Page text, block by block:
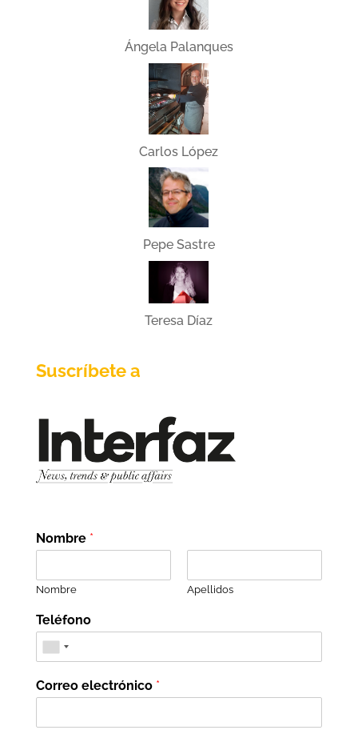
Ángela Palanques
Carlos López
Pepe Sastre
Teresa Díaz
Suscríbete a
Nombre *
Nombre Apellidos
Teléfono
Correo electrónico *